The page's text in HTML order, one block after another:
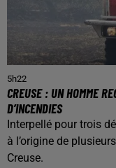
5h22
CREUSE : UN HOMME
D’INCENDIES
Interpellé pour trois
à l’origine de
Creuse.